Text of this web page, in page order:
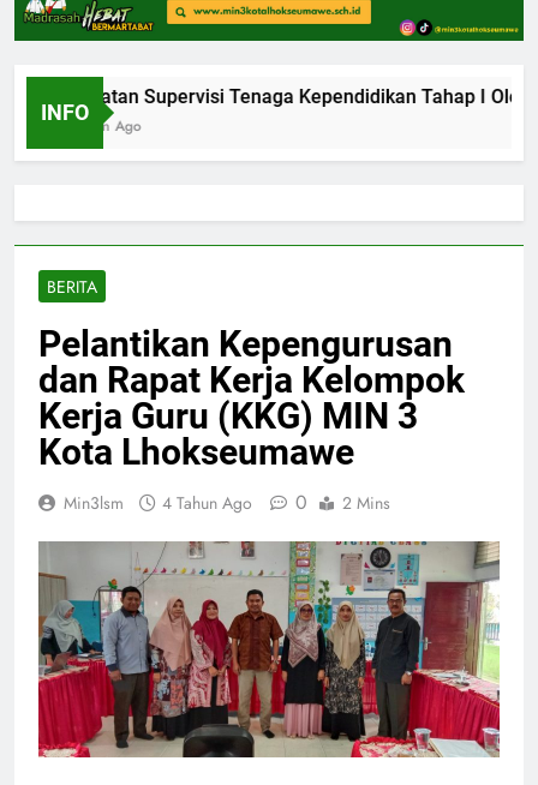
INFO
Kegiatan Supervisi Tenaga Kependidikan Tahap I Oleh
1 Bulan Ago
BERITA
Pelantikan Kepengurusan
dan Rapat Kerja Kelompok
Kerja Guru (KKG) MIN 3
Kota Lhokseumawe
Min3lsm 4 Tahun Ago 0 2 Mins